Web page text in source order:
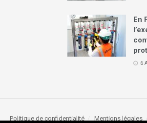
En
6
Politique de confidentialité Mentions légales